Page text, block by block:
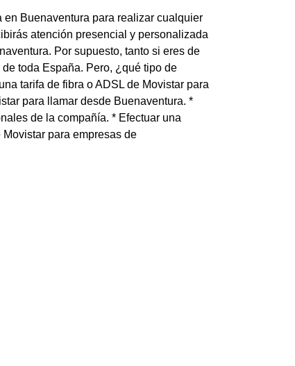
Buenaventura para realizar cualquier
atención presencial y personalizada
Por supuesto, tanto si eres de
toda España. Pero, ¿qué tipo de
tarifa de fibra o ADSL de Movistar para
para llamar desde Buenaventura. *
de la compañía. * Efectuar una
para empresas de